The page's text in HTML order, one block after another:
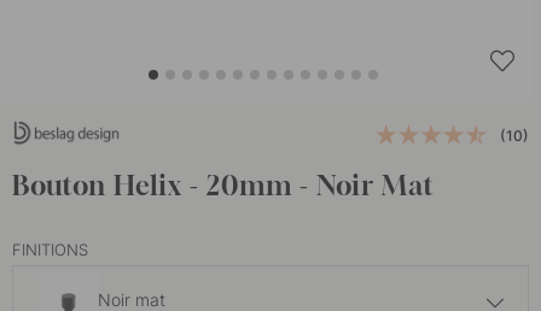
(10)
Bouton Helix - 20mm - Noir Mat
FINITIONS
Noir mat